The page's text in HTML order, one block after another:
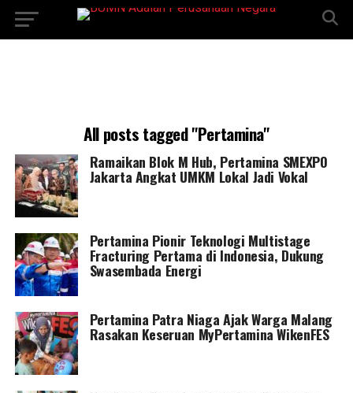
All posts tagged "Pertamina"
Ramaikan Blok M Hub, Pertamina SMEXPO
Jakarta Angkat UMKM Lokal Jadi Vokal
Pertamina Pionir Teknologi Multistage
Fracturing Pertama di Indonesia, Dukung
Swasembada Energi
Pertamina Patra Niaga Ajak Warga Malang
Rasakan Keseruan MyPertamina WikenFES